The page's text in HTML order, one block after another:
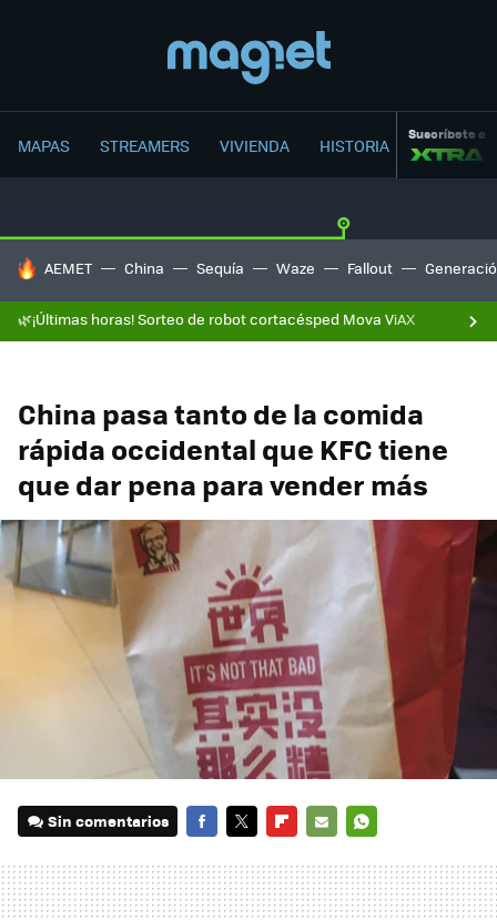
MAPAS STREAMERS VIVIENDA HISTORIA Suscríbete a
HOY SE HABLA DE
AEMET China Sequía Waze Fallout
🌿¡Últimas horas! Sorteo de robot cortacésped Mova ViAX
China pasa tanto de la comida
rápida occidental que KFC tiene
que dar pena para vender más
Sin comentarios
MAIL